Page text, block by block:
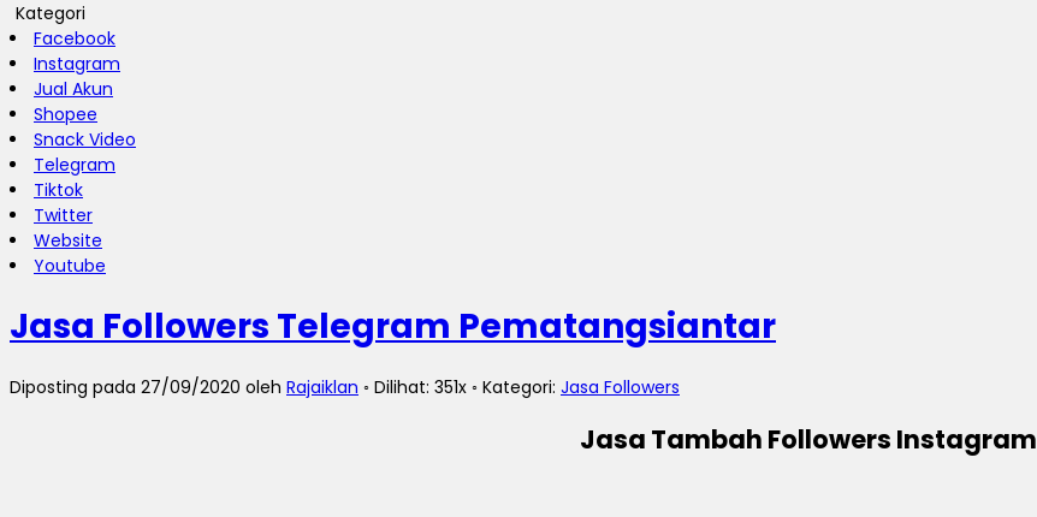
Kategori
Facebook
Instagram
Jual Akun
Shopee
Snack Video
Telegram
Tiktok
Twitter
Website
Youtube
Jasa Followers Telegram Pematangsiantar
Diposting pada 27/09/2020 oleh Rajaiklan ◦ Dilihat: 351x ◦ Kategori: Jasa Followers
Jasa Tambah Followers Instagram